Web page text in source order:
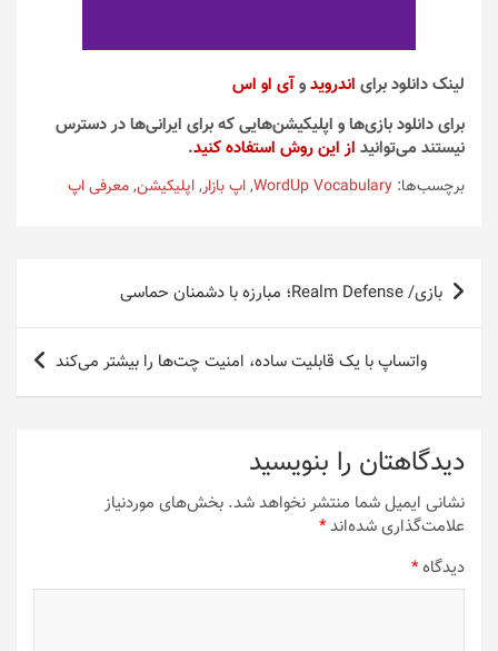
لینک دانلود برای اندرویدوآی او اس
برای دانلود بازی‌ها و اپلیکیشن‌هایی که برای ایرانی‌ها در دسترس
نیستند می‌توانید از این روش استفاده کنید.
برچسب‌ها: WordUp Vocabulary
,اپ بازار,اپلیکیشن,معرفی اپ
راهبری
نوشته
بازی/ Realm Defense؛ مبارزه با دشمنان حماسی
واتساپ با یک قابلیت ساده، امنیت چت‌ها را بیشتر می‌کند
دیدگاهتان را بنویسید
نشانی ایمیل شما منتشر نخواهد شد. بخش‌های موردنیاز
علامت‌گذاری شده‌اند*
دیدگاه*